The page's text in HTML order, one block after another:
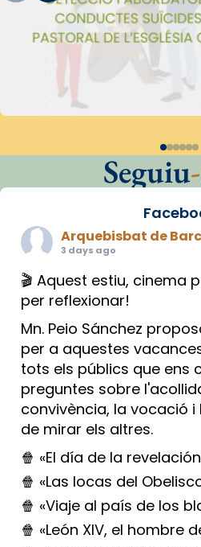
Seguiu
Arquebisbat de
3 days ago
🎬 Aquest estiu, cinema
per reflexionar!
Mn. Peio Sánchez
per a aquestes
tots els públics que ens
preguntes sobre
convivència, la vocació
de mirar els altres.
🍿 «El día de la
🍿 «Las locas del
🍿 «Viaje al país de los
🍿 «León XIV, el hombre